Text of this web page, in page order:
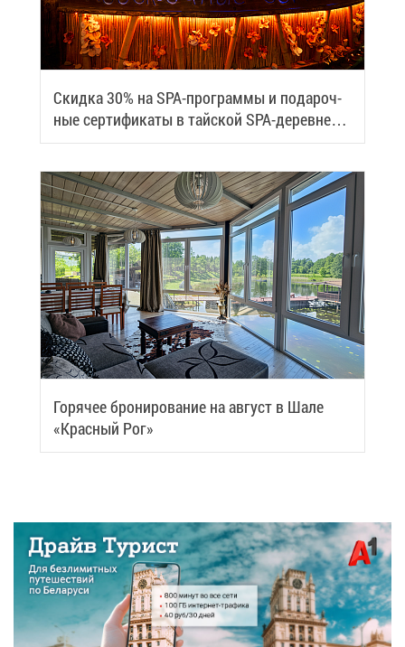
Скид­ка 30% на SPA-про­грам­мы и по­да­роч­
ные сер­ти­фи­ка­ты в тай­ской SPA-де­ревне
Samui
Го­ря­чее бро­ни­ро­ва­ние на ав­густ в Ша­ле
«Крас­ный Рог»